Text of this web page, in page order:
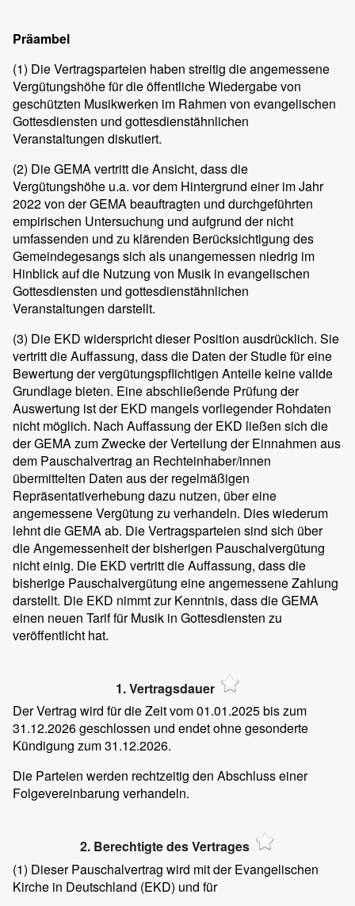
Präambel
(1) Die Vertragsparteien haben streitig die angemessene
Vergütungshöhe für die öffentliche Wiedergabe von
geschützten Musikwerken im Rahmen von evangelischen
Gottesdiensten und gottesdienstähnlichen
Veranstaltungen diskutiert.
(2) Die GEMA vertritt die Ansicht, dass die
Vergütungshöhe u.a. vor dem Hintergrund einer im Jahr
2022 von der GEMA beauftragten und durchgeführten
empirischen Untersuchung und aufgrund der nicht
umfassenden und zu klärenden Berücksichtigung des
Gemeindegesangs sich als unangemessen niedrig im
Hinblick auf die Nutzung von Musik in evangelischen
Gottesdiensten und gottesdienstähnlichen
Veranstaltungen darstellt.
(3) Die EKD widerspricht dieser Position ausdrücklich. Sie
vertritt die Auffassung, dass die Daten der Studie für eine
Bewertung der vergütungspflichtigen Anteile keine valide
Grundlage bieten. Eine abschließende Prüfung der
Auswertung ist der EKD mangels vorliegender Rohdaten
nicht möglich. Nach Auffassung der EKD ließen sich die
der GEMA zum Zwecke der Verteilung der Einnahmen aus
dem Pauschalvertrag an Rechteinhaber/innen
übermittelten Daten aus der regelmäßigen
Repräsentativerhebung dazu nutzen, über eine
angemessene Vergütung zu verhandeln. Dies wiederum
lehnt die GEMA ab. Die Vertragsparteien sind sich über
die Angemessenheit der bisherigen Pauschalvergütung
nicht einig. Die EKD vertritt die Auffassung, dass die
bisherige Pauschalvergütung eine angemessene Zahlung
darstellt. Die EKD nimmt zur Kenntnis, dass die GEMA
einen neuen Tarif für Musik in Gottesdiensten zu
veröffentlicht hat.
1. Vertragsdauer
Der Vertrag wird für die Zeit vom 01.01.2025 bis zum
31.12.2026 geschlossen und endet ohne gesonderte
Kündigung zum 31.12.2026.
Die Parteien werden rechtzeitig den Abschluss einer
Folgevereinbarung verhandeln.
2. Berechtigte des Vertrages
(1) Dieser Pauschalvertrag wird mit der Evangelischen
Kirche in Deutschland (EKD) und für